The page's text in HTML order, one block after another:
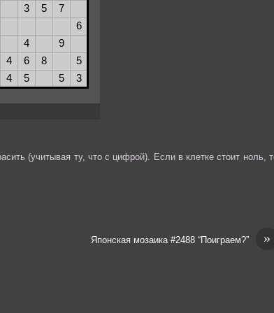
(учитывая ту, что с цифрой). Если в клетке стоит ноль,
»
Японская мозаика #2488 “Поиграем?”